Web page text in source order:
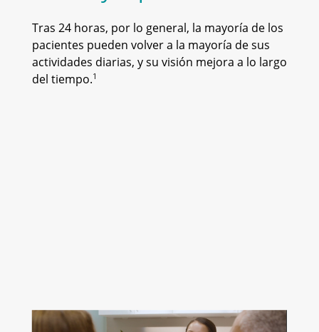
Tras 24 horas, por lo general, la mayoría de los
pacientes pueden volver a la mayoría de sus
actividades diarias, y su visión mejora a lo largo
del tiempo.1